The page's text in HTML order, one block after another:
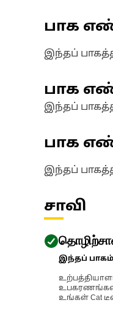
பாக
இந்தப்
பாக
இந்தப்
பாக
இந்தப்
சாவி
இந்தப் பாகம்
உங்கள் Cat